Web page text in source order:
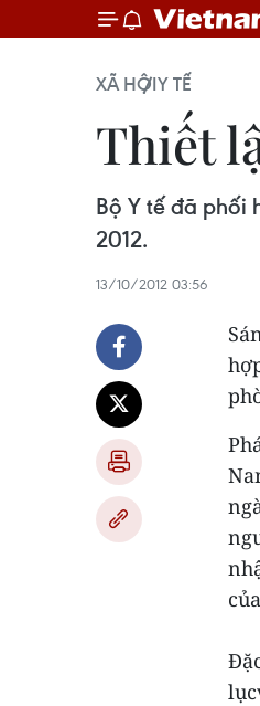
XÃ HỘIY TẾ
Thiết
Bộ Y tế đã phối
2012.
13/10/2012 03:56